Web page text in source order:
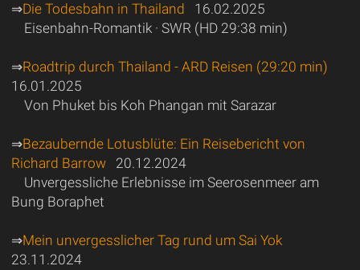
⇒Die Todesbahn in Thailand 16.02.2025
Eisenbahn-Romantik · SWR (HD 29:38 min)
⇒Roadtrip durch Thailand - ARD Reisen (29:20 min)
16.01.2025
Von Phuket bis Koh Phangan mit Sarazar
⇒Bezaubernde Lotusblüte: Ein Reisebericht von
Richard Barrow20.12.2024
Unvergessliche Erlebnisse im Seerosenmeer am
Bung Boraphet
⇒Mein unvergesslicher Tag rund um Sai Yok
23.11.2024